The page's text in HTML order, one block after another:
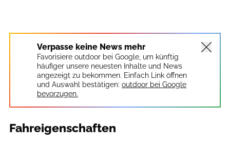
Verpasse keine News mehr
Favorisiere outdoor bei Google, um künftig
häufiger unsere neuesten Inhalte und News
angezeigt zu bekommen. Einfach Link öffnen
und Auswahl bestätigen: outdoor bei Google
bevorzugen.
Fahreigenschaften